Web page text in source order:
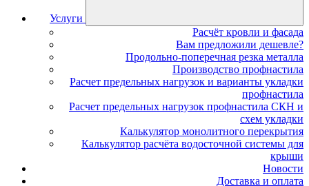
Услуги
Расчёт кровли и фасада
Вам предложили дешевле?
Продольно-поперечная резка металла
Производство профнастила
Расчет предельных нагрузок и варианты укладки
профнастила
Расчет предельных нагрузок профнастила СКН и
схем укладки
Калькулятор монолитного перекрытия
Калькулятор расчёта водосточной системы для
крыши
Новости
Доставка и оплата